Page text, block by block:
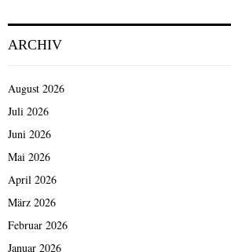
ARCHIV
August 2026
Juli 2026
Juni 2026
Mai 2026
April 2026
März 2026
Februar 2026
Januar 2026